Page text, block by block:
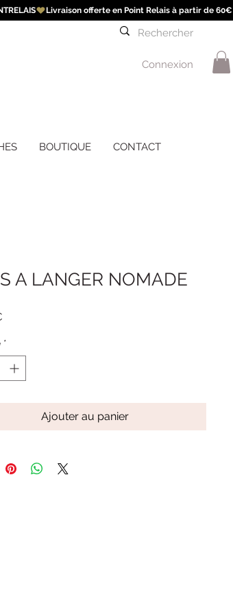
Connexion
BOUTIQUE CONTACT
A LANGER NOMADE
*
Ajouter au panier